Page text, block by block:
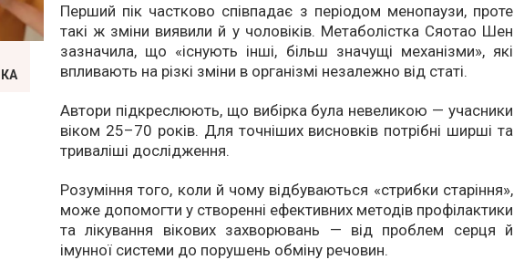
Перший пік частково співпадає з періодом менопаузи, проте
такі ж зміни виявили й у чоловіків. Метаболістка Сяотао Шен
зазначила, що «існують інші, більш значущі механізми», які
впливають на різкі зміни в організмі незалежно від статі.
Автори підкреслюють, що вибірка була невеликою — учасники
віком 25–70 років. Для точніших висновків потрібні ширші та
триваліші дослідження.
Розуміння того, коли й чому відбуваються «стрибки старіння»,
може допомогти у створенні ефективних методів профілактики
та лікування вікових захворювань — від проблем серця й
імунної системи до порушень обміну речовин.